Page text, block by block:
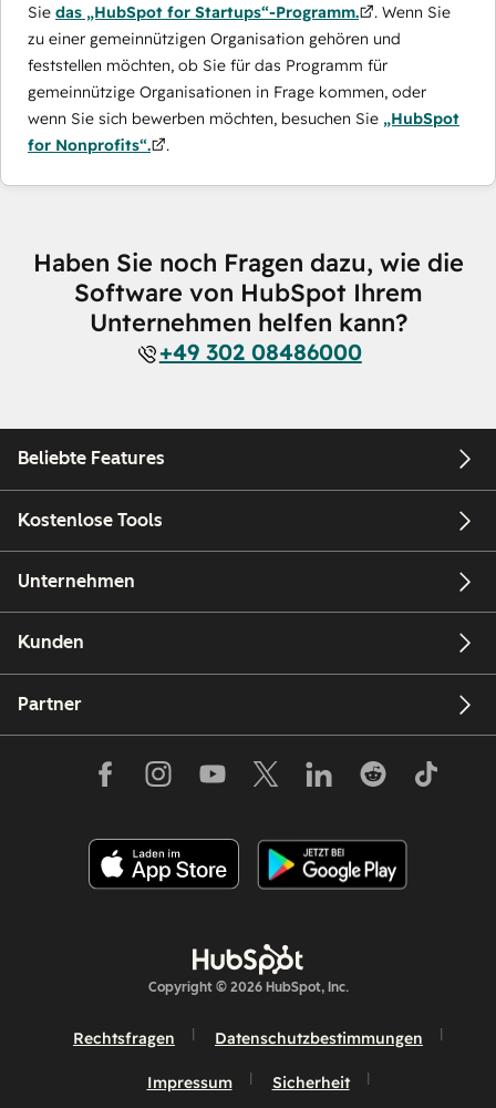
Sie das „HubSpot for Startups“-Programm.
. Wenn Sie
zu einer gemeinnützigen Organisation gehören und
feststellen möchten, ob Sie für das Programm für
gemeinnützige Organisationen in Frage kommen, oder
wenn Sie sich bewerben möchten, besuchen Sie „HubSpot
for Nonprofits“.
.
Haben Sie noch Fragen dazu, wie die
Software von HubSpot Ihrem
Unternehmen helfen kann?
+49 302 08486000
Beliebte Features
Kostenlose Tools
Unternehmen
Kunden
Partner
Copyright © 2026 HubSpot, Inc.
Rechtsfragen Datenschutzbestimmungen
Impressum Sicherheit